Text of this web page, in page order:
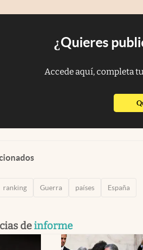
¿Quieres
Accede aquí, completa
ranking Guerra países España
deinforme